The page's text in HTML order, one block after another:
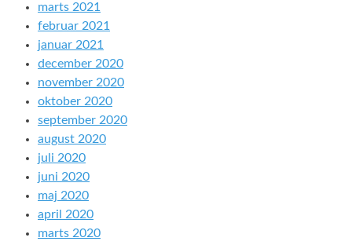
marts 2021
februar 2021
januar 2021
december 2020
november 2020
oktober 2020
september 2020
august 2020
juli 2020
juni 2020
maj 2020
april 2020
marts 2020